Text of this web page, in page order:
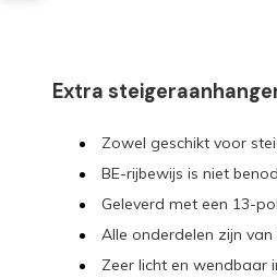
Extra
Zowel geschikt voor
BE-rijbewijs is niet
Geleverd met een 13-
Alle onderdelen zijn
Zeer licht en wendbaar